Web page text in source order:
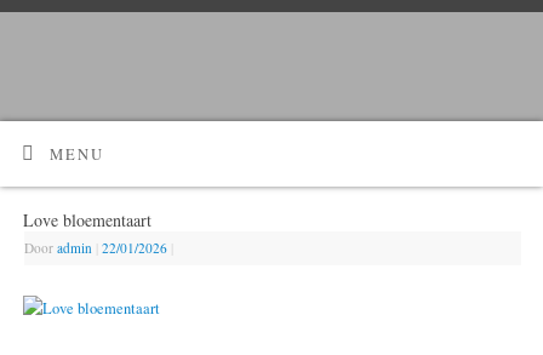
Voordelig bloemen bestellen en laten bezorgen? Kijk Hier!
MENU
Love bloementaart
Door admin 22/01/2026